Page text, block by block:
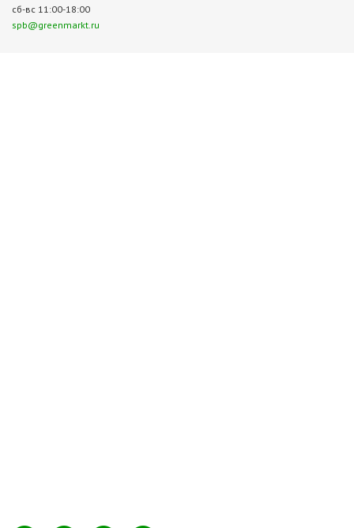
сб-вс 11:00-18:00
spb@greenmarkt.ru